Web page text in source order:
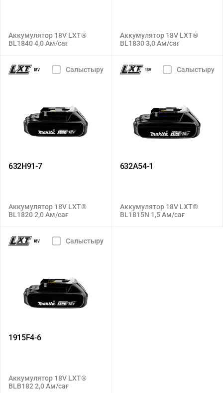
Аккумулятор 18V LXT®
BL1840 4,0 Ам/сағ
Аккумулятор 18V LXT®
BL1830 3,0 Ам/сағ
Салыстыру
632H91-7
Аккумулятор 18V LXT®
BL1820 2,0 Ам/сағ
Салыстыру
632A54-1
Аккумулятор 18V LXT®
BL1815N 1,5 Ам/сағ
Салыстыру
1915F4-6
Аккумулятор 18V LXT®
BLB182 2,0 Ам/сағ